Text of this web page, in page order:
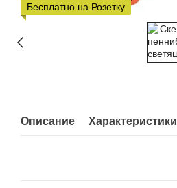
Бесплатно на Розетку
Описание Характеристики